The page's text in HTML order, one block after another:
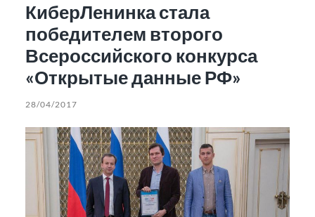
КиберЛенинка стала
победителем второго
Всероссийского конкурса
«Открытые данные РФ»
28/04/2017